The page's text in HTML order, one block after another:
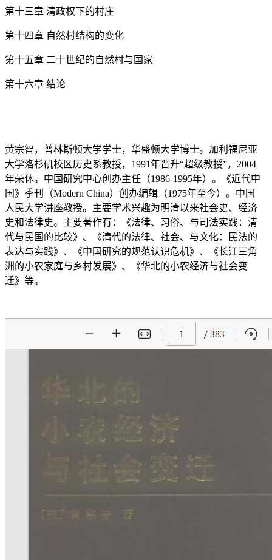
第十三章 清政权下的村庄
第十四章 自然村结构的变化
第十五章 二十世纪的自然村与国家
第十六章 结论
黄宗智，普林斯顿大学学士，华盛顿大学博士。加利福尼亚
大学洛杉矶校区历史系教授，1991年晋升“超级教授”，2004
年荣休。中国研究中心创办主任（1986-1995年）。《近代中
国》季刊（Modern China）创办编辑（1975年至今）。中国
人民大学讲座教授。主要学术兴趣为明清以来社会史、经济
史和法律史。主要著作有：《法律、习俗、与司法实践：清
代与民国的比较》、《清代的法律、社会、与文化：民法的
表达与实践》、《中国研究的规范认识危机》、《长江三角
洲的小农家庭与乡村发展》、《华北的小农经济与社会变
迁》等。